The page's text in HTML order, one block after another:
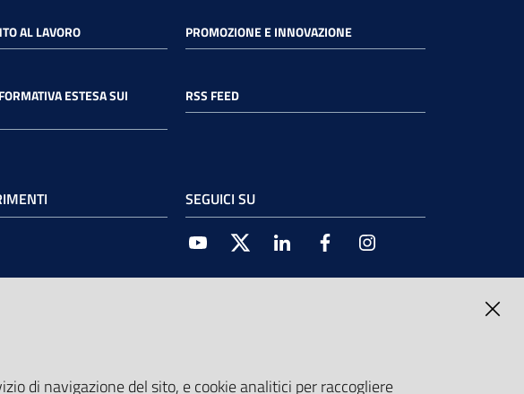
AL LAVORO PROMOZIONE E INNOVAZIONE
ESTESA SUI
RSS FEED
SEGUICI SU
Youtube Twitter Linkedin Facebook
di navigazione del sito, e cookie analitici per raccogliere